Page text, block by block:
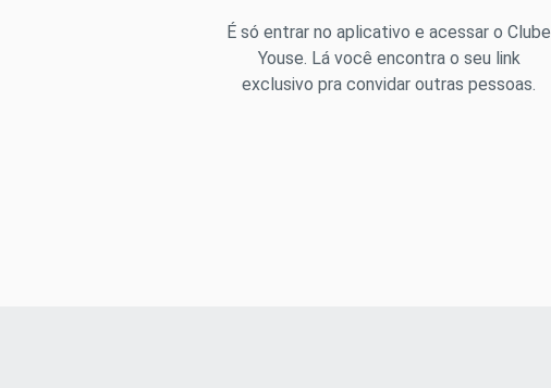
É só entrar no aplicativo e acessar o Clube
Youse. Lá você encontra o seu link
exclusivo pra convidar outras pessoas.